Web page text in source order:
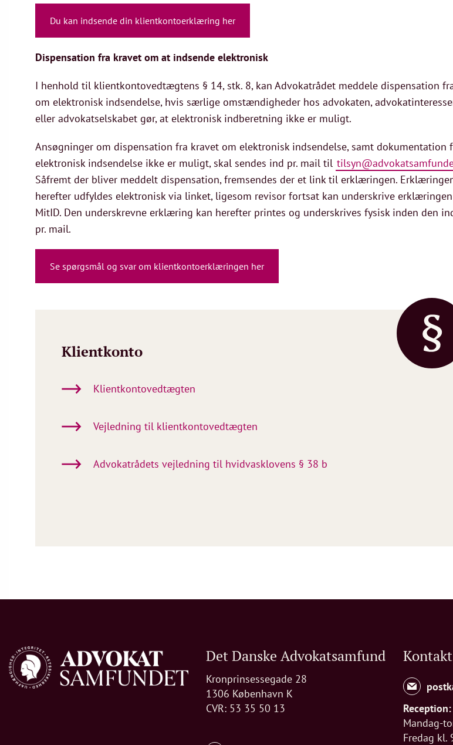
Du kan indsende din klientkontoerklæring her
Dispensation fra kravet om at indsende elektronisk
I henhold til klientkontovedtægtens § 14, stk. 8, kan Advokatrådet meddele dispensation
om elektronisk indsendelse, hvis særlige omstændigheder hos advokaten,
eller advokatselskabet gør, at elektronisk indberetning ikke er muligt.
Ansøgninger om dispensation fra kravet om elektronisk indsendelse, samt dokumentation
elektronisk indsendelse ikke er muligt, skal sendes ind pr. mail til
Såfremt der bliver meddelt dispensation, fremsendes der et link til erklæringen.
herefter udfyldes elektronisk via linket, ligesom revisor fortsat kan underskrive
MitID. Den underskrevne erklæring kan herefter printes og underskrives fysisk inden den
pr. mail.
Se spørgsmål og svar om klientkontoerklæringen her
Klientkonto
Klientkontovedtægten
Vejledning til klientkontovedtægten
Advokatrådets vejledning til hvidvasklovens § 38 b
Det Danske Advokatsamfund
Kronprinsessegade 28
1306 København K
CVR: 53 35 50 13
Kontakt
Reception:
Mandag-
Fredag kl.